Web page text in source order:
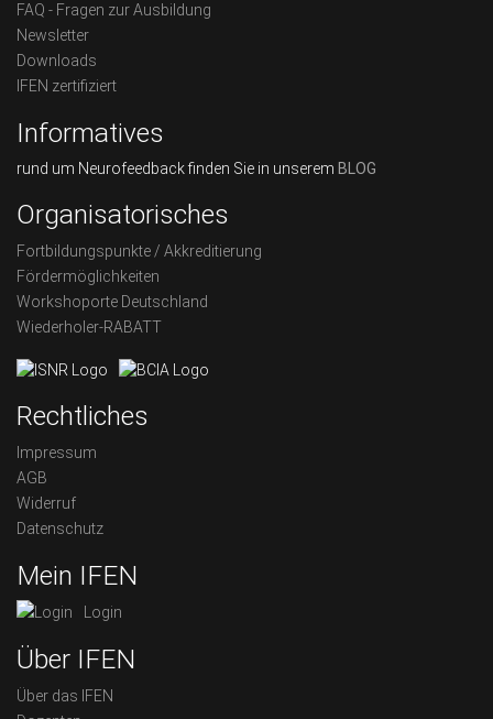
FAQ - Fragen zur Ausbildung
Newsletter
Downloads
IFEN zertifiziert
Informatives
rund um Neurofeedback finden Sie in unserem BLOG
Organisatorisches
Fortbildungspunkte / Akkreditierung
Fördermöglichkeiten
Workshoporte Deutschland
Wiederholer-RABATT
Rechtliches
Impressum
AGB
Widerruf
Datenschutz
Mein IFEN
Login
Über IFEN
Über das IFEN